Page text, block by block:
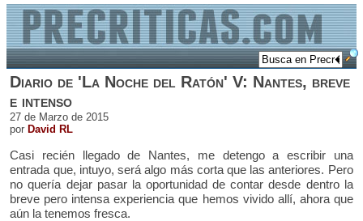
Diario de 'La Noche del Ratón' V: Nantes, breve
e intenso
27 de Marzo de 2015
por David RL
Casi recién llegado de Nantes, me detengo a escribir una
entrada que, intuyo, será algo más corta que las anteriores. Pero
no quería dejar pasar la oportunidad de contar desde dentro la
breve pero intensa experiencia que hemos vivido allí, ahora que
aún la tenemos fresca.